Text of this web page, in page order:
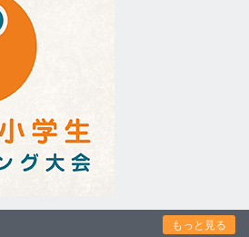
もっと見る